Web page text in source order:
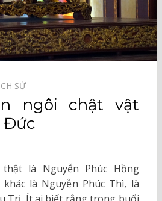
SỬ⠀
ngôi chật vật
Đức
là Nguyễn Phúc Hồng
là Nguyễn Phúc Thì, là